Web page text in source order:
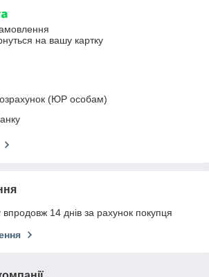
на вашу картку
(ЮР особам)
14 днів за рахунок покупця